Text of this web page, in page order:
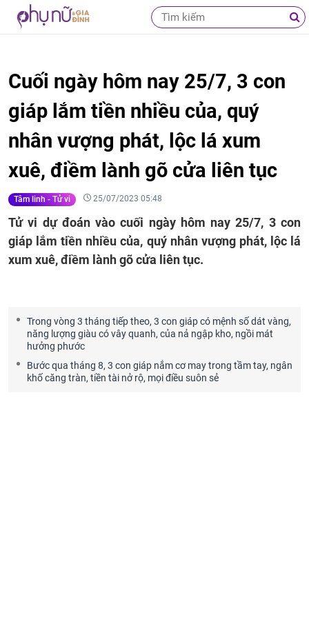
Cuối ngày hôm nay 25/7, 3 con
giáp lắm tiền nhiều của, quý
nhân vượng phát, lộc lá xum
xuê, điềm lành gõ cửa liên tục
Tâm linh - Tử vi 25/07/2023 05:48
Tử vi dự đoán vào cuối ngày hôm nay 25/7, 3 con
giáp lắm tiền nhiều của, quý nhân vượng phát, lộc lá
xum xuê, điềm lành gõ cửa liên tục.
Trong vòng 3 tháng tiếp theo, 3 con giáp có mệnh số dát vàng,
năng lượng giàu có vây quanh, của nả ngập kho, ngồi mát
hưởng phước
Bước qua tháng 8, 3 con giáp nắm cơ may trong tầm tay, ngân
khố căng tràn, tiền tài nở rộ, mọi điều suôn sẻ